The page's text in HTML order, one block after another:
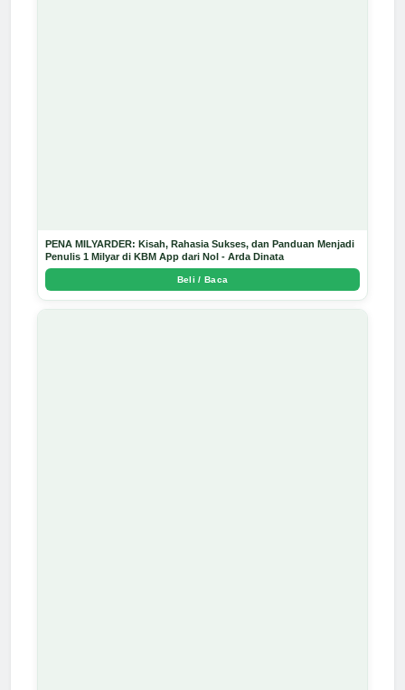
PENA MILYARDER: Kisah, Rahasia Sukses, dan Panduan Menjadi
Penulis 1 Milyar di KBM App dari Nol - Arda Dinata
Beli / Baca